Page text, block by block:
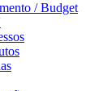
/ Budget